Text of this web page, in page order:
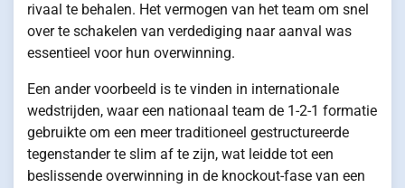
rivaal te behalen. Het vermogen van het team om snel
over te schakelen van verdediging naar aanval was
essentieel voor hun overwinning.
Een ander voorbeeld is te vinden in internationale
wedstrijden, waar een nationaal team de 1-2-1 formatie
gebruikte om een meer traditioneel gestructureerde
tegenstander te slim af te zijn, wat leidde tot een
beslissende overwinning in de knockout-fase van een